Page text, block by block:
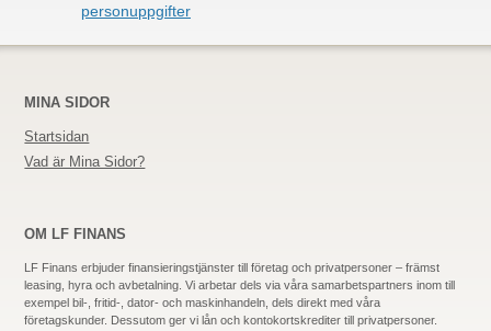
personuppgifter
MINA SIDOR
Startsidan
Vad är Mina Sidor?
OM LF FINANS
LF Finans erbjuder finansieringstjänster till företag och privatpersoner – främst
leasing, hyra och avbetalning. Vi arbetar dels via våra samarbetspartners inom till
exempel bil-, fritid-,dator- och maskinhandeln, dels direkt med våra
företagskunder. Dessutom ger vi lån och kontokortskrediter till privatpersoner.